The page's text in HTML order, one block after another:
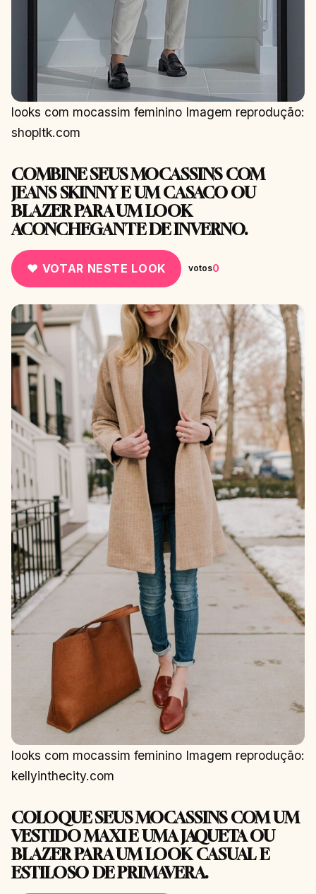
looks com mocassim feminino Imagem reprodução:
shopltk.com
COMBINE SEUS MOCASSINS COM
JEANS SKINNY E UM CASACO OU
BLAZER PARA UM LOOK
ACONCHEGANTE DE INVERNO.
♥ VOTAR NESTE LOOK votos0
looks com mocassim feminino Imagem reprodução:
kellyinthecity.com
COLOQUE SEUS MOCASSINS COM UM
VESTIDO MAXI E UMA JAQUETA OU
BLAZER PARA UM LOOK CASUAL E
ESTILOSO DE PRIMAVERA.